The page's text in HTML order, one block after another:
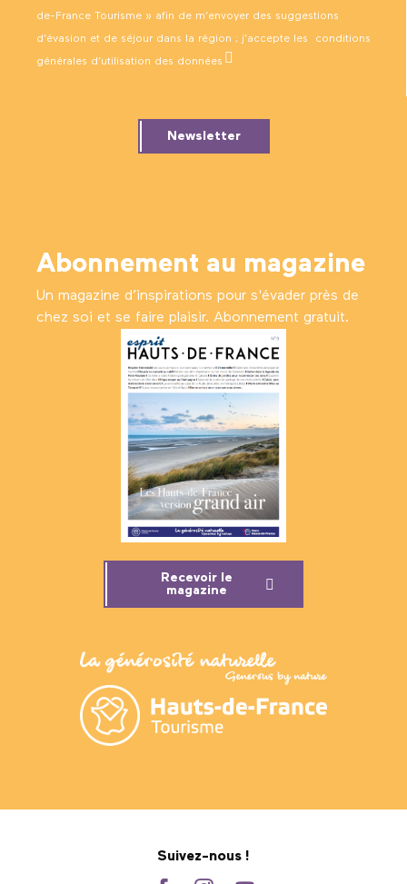
de-France Tourisme » afin de m’envoyer des suggestions
d’évasion et de séjour dans la région ; j’accepte les conditions
générales d’utilisation des données .
Newsletter
Abonnement au magazine
Un magazine d’inspirations pour s'évader près de
chez soi et se faire plaisir. Abonnement gratuit.
Recevoir le
magazine
Suivez-nous !